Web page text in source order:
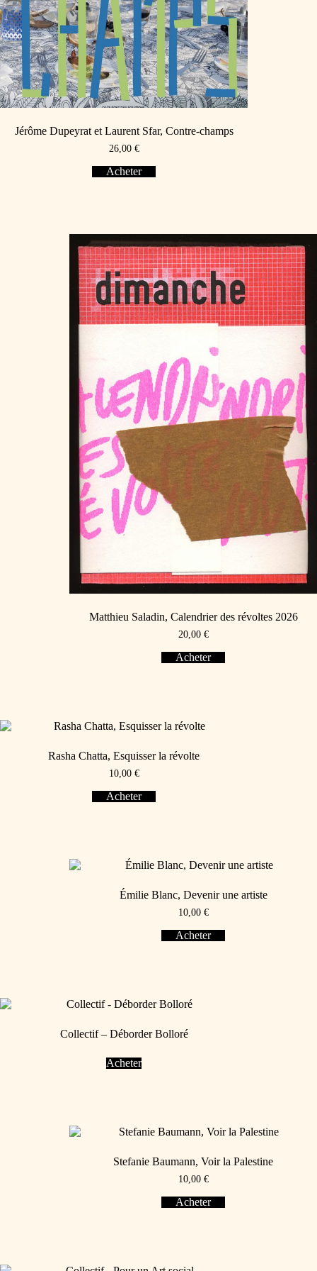
Jérôme Dupeyrat et Laurent Sfar, Contre-champs
26,00 €
Acheter
Matthieu Saladin, Calendrier des révoltes 2026
20,00 €
Acheter
Rasha Chatta, Esquisser la révolte
10,00 €
Acheter
Émilie Blanc, Devenir une artiste
10,00 €
Acheter
Collectif – Déborder Bolloré
Acheter
Stefanie Baumann, Voir la Palestine
10,00 €
Acheter